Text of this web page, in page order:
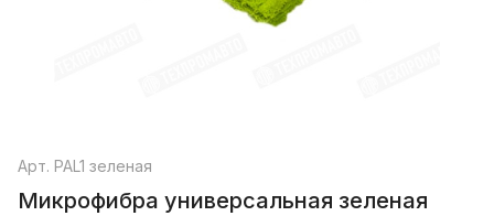
Арт. PAL1 зеленая
Микрофибра универсальная зеленая